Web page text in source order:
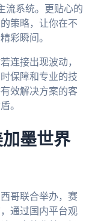
流系统。更贴心的
策略，让你在不
彩瞬间。
连接出现波动，
保障和专业的技
效解决方案的客
。
墨世界
哥联合举办，赛
通过国内平台观